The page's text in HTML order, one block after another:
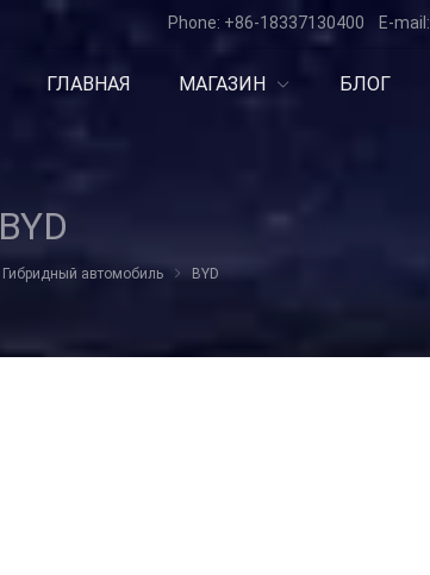
Phone: +86-18337130400 E-mail:
ГЛАВНАЯ МАГАЗИН БЛОГ
BYD
Гибридный автомобиль BYD